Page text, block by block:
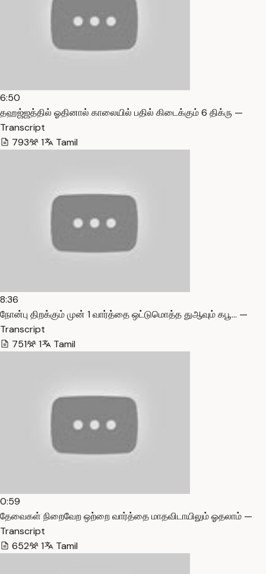
6:50
தஹஜ்ஜத்தில் ஓதினால் காலையில் பதில் கிடைக்கும் 6 திக்ரு —
Transcript
793
1 Tamil
8:36
நோன்பு திறக்கும் முன் 1 வார்த்தை ஒட்டுமொத்த துஆவும் கபூ… —
Transcript
751
1 Tamil
0:59
தேவைகள் நிறைவேற ஒற்றை வார்த்தை மாதவிடாயிலும் ஓதலாம் —
Transcript
652
1 Tamil